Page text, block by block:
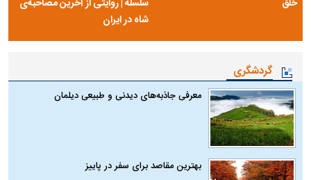
خلق
سلسله | روایتی از آخرین مصاحبه‌ی
شاه در ایران
گردشگری
معرفی جاذبه‌های دیدنی و طبیعی دیلمان
بهترین مقاصد برای سفر در پاییز